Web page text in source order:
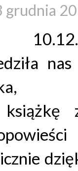
grudnia
książkę